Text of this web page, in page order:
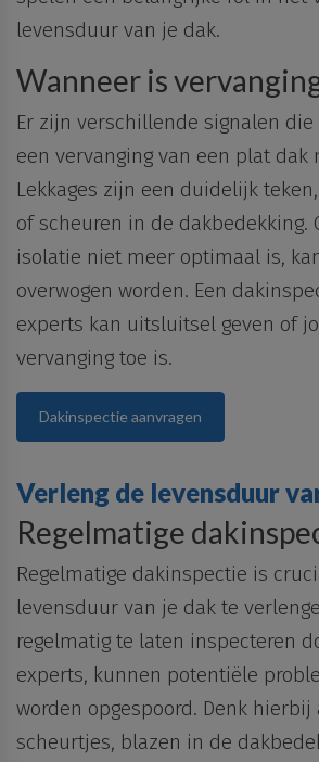
levensduur van je dak.
Wanneer is
Er zijn verschillende signalen
een vervanging van een plat dak
Lekkages zijn een duidelijk teken
of scheuren in de dakbedekking.
isolatie niet meer optimaal is,
overwogen worden. Een
experts kan uitsluitsel geven of
vervanging toe is.
Dakinspectie aanvragen
Verleng de levensduur
Regelmatige
Regelmatige dakinspectie is
levensduur van je dak te
regelmatig te laten inspecteren
experts, kunnen potentiële
worden opgespoord. Denk hierbij
scheurtjes, blazen in de